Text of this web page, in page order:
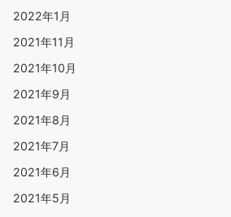
2022年1月
2021年11月
2021年10月
2021年9月
2021年8月
2021年7月
2021年6月
2021年5月